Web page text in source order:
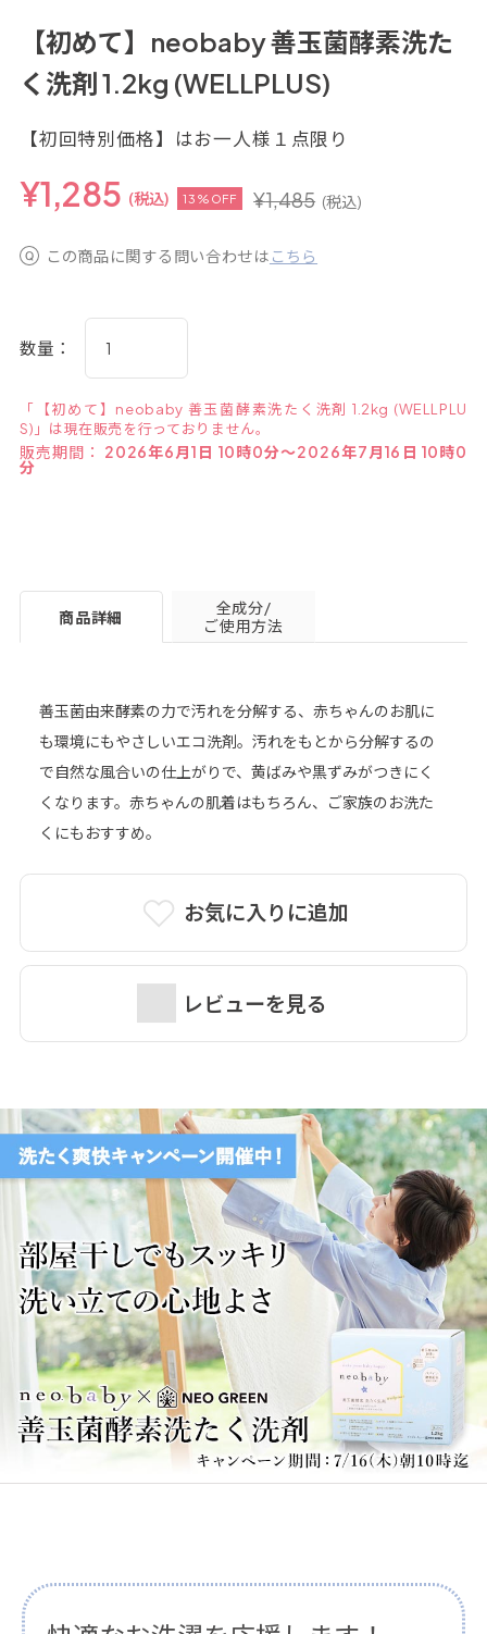
【初めて】neobaby 善玉菌酵素洗た
く洗剤 1.2kg (WELLPLUS)
【初回特別価格】はお一人様１点限り
¥1,285 (税込) 13%OFF ¥1,485 (税込)
この商品に関する問い合わせは こちら
お気に入りに追加
レビューを見る
数量：
「【初めて】neobaby 善玉菌酵素洗たく洗剤 1.2kg (WELLPLU
S)」は現在販売を行っておりません。
販売期間： 2026年6月1日 10時0分～2026年7月16日 10時0
分
商品詳細
全成分/
ご使用方法
善玉菌由来酵素の力で汚れを分解する、赤ちゃんのお肌に
も環境にもやさしいエコ洗剤。汚れをもとから分解するの
で自然な風合いの仕上がりで、黄ばみや黒ずみがつきにく
くなります。赤ちゃんの肌着はもちろん、ご家族のお洗た
くにもおすすめ。